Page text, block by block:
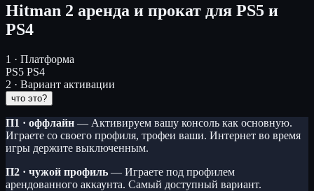
Hitman 2 аренда и прокат для PS5 и
PS4
1 · Платформа
PS5 PS4
2 · Вариант активации
что это?
П1 · оффлайн — Активируем вашу консоль как основную.
Играете со своего профиля, трофеи ваши. Интернет во время
игры держите выключенным.
П2 · чужой профиль — Играете под профилем
арендованного аккаунта. Самый доступный вариант.